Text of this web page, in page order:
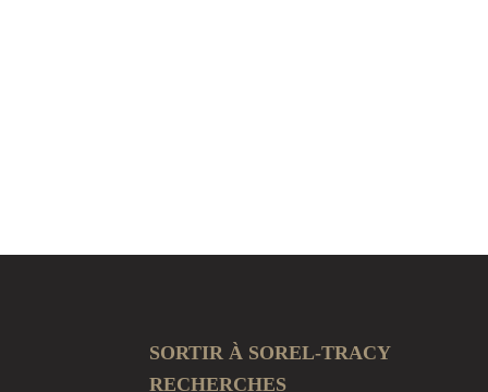
SORTIR À SOREL-TRACY
RECHERCHES